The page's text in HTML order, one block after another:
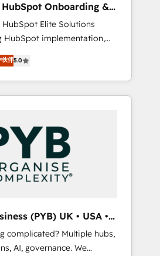
across your full tech
setup, CMS builds, and
- Dashboards,
and lead nurturing
hub setup across
Operations, and Service
optimization, managed
powerful growth engine.
scale, and drive results.
Onboarding &
HubSpot Elite Solutions
HubSpot implementation,
CRM and RevOps
paid media, content
GEO (AI search
HubSpot Content Hub
services, financial
sectors. Offices in
Town, Dubai & London.
implementations
Award
HubSpot Impact Award -
HubSpot Impact
伙伴5.0
(PYB) UK • USA •
complicated? Multiple hubs,
AI, governance. We